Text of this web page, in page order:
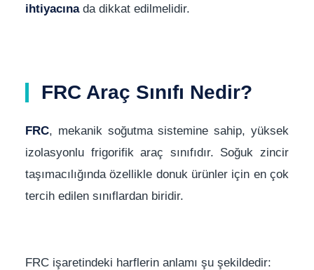
ihtiyacınada dikkat edilmelidir.
FRC Araç Sınıfı Nedir?
FRC, mekanik soğutma sistemine sahip, yüksek
izolasyonlu frigorifik araç sınıfıdır. Soğuk zincir
taşımacılığında özellikle donuk ürünler için en çok
tercih edilen sınıflardan biridir.
FRC işaretindeki harflerin anlamı şu şekildedir: